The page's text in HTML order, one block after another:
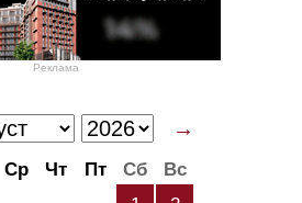
Реклама
→
Ср Чт Пт Сб
Вс